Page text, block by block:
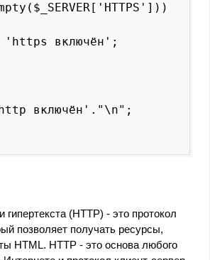
включён'."\n";
гипертекста (HTTP) - это протокол
позволяет получать ресурсы,
HTML. HTTP - это основа любого